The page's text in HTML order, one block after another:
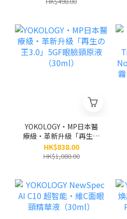
YOKOLOGY‧MP日本醫
療級‧革新升級「再生の
王3.0」5GF眼臉頸原液
（30ml）
HK$838.00
HK$1,080.00